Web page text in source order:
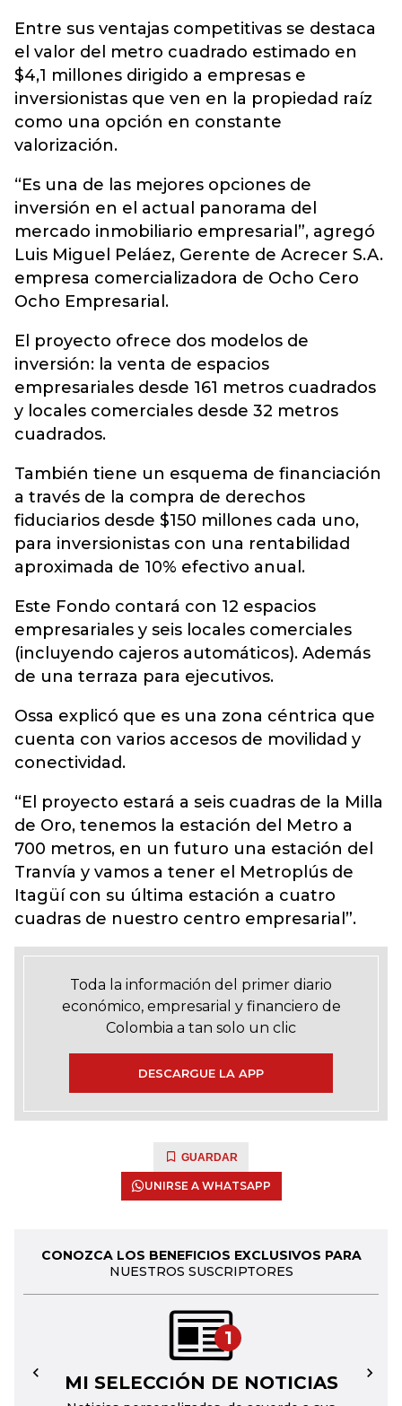
Entre sus ventajas competitivas se destaca
el valor del metro cuadrado estimado en
$4,1 millones dirigido a empresas e
inversionistas que ven en la propiedad raíz
como una opción en constante
valorización.
“Es una de las mejores opciones de
inversión en el actual panorama del
mercado inmobiliario empresarial”, agregó
Luis Miguel Peláez, Gerente de Acrecer S.A.
empresa comercializadora de Ocho Cero
Ocho Empresarial.
El proyecto ofrece dos modelos de
inversión: la venta de espacios
empresariales desde 161 metros cuadrados
y locales comerciales desde 32 metros
cuadrados.
También tiene un esquema de financiación
a través de la compra de derechos
fiduciarios desde $150 millones cada uno,
para inversionistas con una rentabilidad
aproximada de 10% efectivo anual.
Este Fondo contará con 12 espacios
empresariales y seis locales comerciales
(incluyendo cajeros automáticos). Además
de una terraza para ejecutivos.
Ossa explicó que es una zona céntrica que
cuenta con varios accesos de movilidad y
conectividad.
“El proyecto estará a seis cuadras de la Milla
de Oro, tenemos la estación del Metro a
700 metros, en un futuro una estación del
Tranvía y vamos a tener el Metroplús de
Itagüí con su última estación a cuatro
cuadras de nuestro centro empresarial”.
Toda la información del primer diario
económico, empresarial y financiero de
Colombia a tan solo un clic
DESCARGUE LA APP
GUARDAR
UNIRSE A WHATSAPP
CONOZCA LOS BENEFICIOS EXCLUSIVOS PARA
NUESTROS SUSCRIPTORES
1
MI SELECCIÓN DE NOTICIAS
← →